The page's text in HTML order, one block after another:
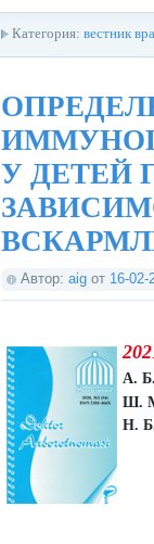
Категория: вестник
У ДЕТЕЙ
Автор: aig от 16-02-
А.
Ш.
Н.